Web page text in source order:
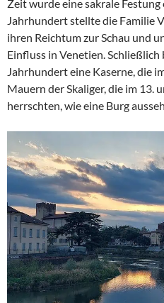
Zeit wurde eine sakrale
Jahrhundert stellte die Familie
ihren Reichtum zur Schau und
Einfluss in Venetien.
Jahrhundert eine Kaserne, die
Mauern der Skaliger, die im 13.
herrschten, wie eine Burg